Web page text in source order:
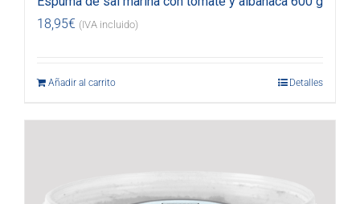
18,95€ (IVA incluido)
Añadir al carrito Detalles